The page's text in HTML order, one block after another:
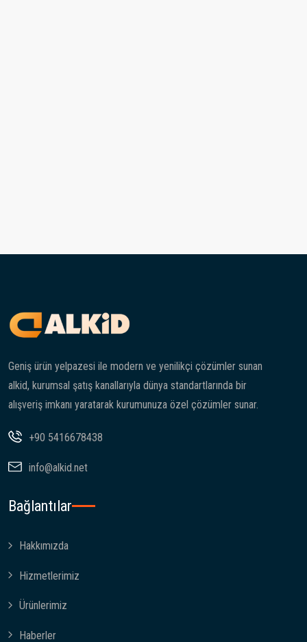
Geniş ürün yelpazesi ile modern ve yenilikçi çözümler sunan
alkid, kurumsal şatış kanallarıyla dünya standartlarında bir
alışveriş imkanı yaratarak kurumunuza özel çözümler sunar.
+90 5416678438
info@alkid.net
Bağlantılar
Hakkımızda
Hizmetlerimiz
Ürünlerimiz
Haberler